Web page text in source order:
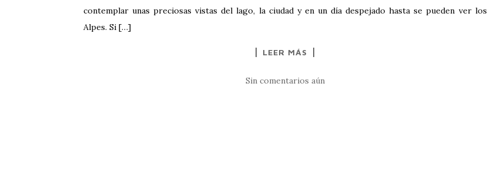
contemplar unas preciosas vistas del lago, la ciudad y en un día despejado hasta se pueden ver los
Alpes. Si […]
LEER MÁS
Sin comentarios aún